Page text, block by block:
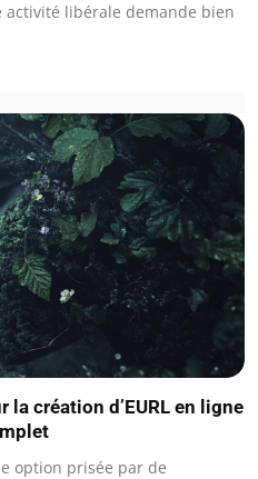
activité libérale demande bien
la création d’EURL en ligne
option prisée par de